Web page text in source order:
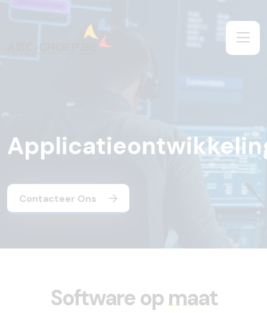
Contacteer Ons
Software opmaat